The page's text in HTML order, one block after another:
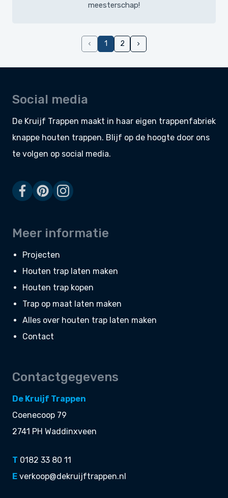
meesterschap!
1 2
Social media
De Kruijf Trappen maakt in haar eigen trappenfabriek
knappe houten trappen. Blijf op de hoogte door ons
te volgen op social media.
Meer informatie
Projecten
Houten trap laten maken
Houten trap kopen
Trap op maat laten maken
Alles over houten trap laten maken
Contact
Contactgegevens
De Kruijf Trappen
Coenecoop 79
2741 PH Waddinxveen
T 0182 33 80 11
E verkoop@dekruijftrappen.nl